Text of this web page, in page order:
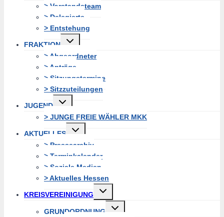
> Vorstandsteam
> Delegierte
> Entstehung
FRAKTION
Untermenü
erweitern
> Abgeordneter
> Anträge
> Sitzungstermine
> Sitzzuteilungen
JUGEND
Untermenü
erweitern
> JUNGE FREIE WÄHLER MKK
AKTUELLES
Untermenü
erweitern
> Pressearchiv
> Terminkalender
> Soziale Medien
> Aktuelles Hessen
KREISVEREINIGUNG
Untermenü
erweitern
GRUNDORDNUNG
Untermenü
erweitern